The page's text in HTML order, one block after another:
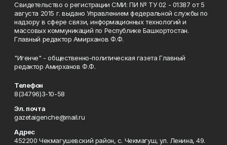
Свидетельство о регистрации СМИ: ПИ № ТУ 02 - 01387 от 5
августа 2015 г. выдано Управлением федеральной службы по
надзору в сфере связи, информационных технологий и
массовых коммуникаций по Республике Башкортостан.
Главный редактор Амирханов Ф.Ф.
"Игенче" - общественно-политическая газета Главный
редактор Амирханов Ф.Ф.
Телефон
8(34796)3-10-58
Эл. почта
gazetaigenche@mail.ru
Адрес
452200 Чекмагушевский район, с. Чекмагуш, ул. Ленина, 49.